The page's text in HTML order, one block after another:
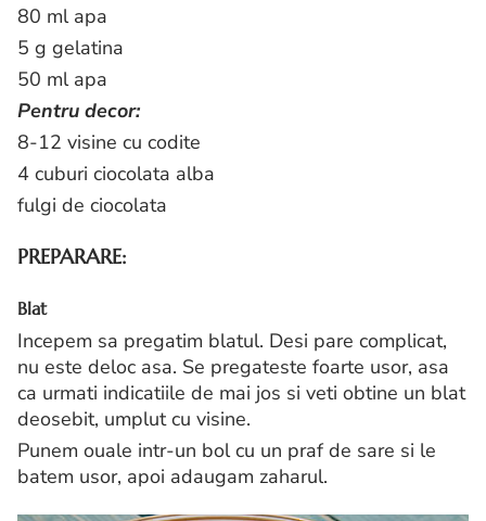
80 ml apa
5 g gelatina
50 ml apa
Pentru decor:
8-12 visine cu codite
4 cuburi ciocolata alba
fulgi de ciocolata
PREPARARE:
Blat
Incepem sa pregatim blatul. Desi pare complicat,
nu este deloc asa. Se pregateste foarte usor, asa
ca urmati indicatiile de mai jos si veti obtine un blat
deosebit, umplut cu visine.
Punem ouale intr-un bol cu un praf de sare si le
batem usor, apoi adaugam zaharul.